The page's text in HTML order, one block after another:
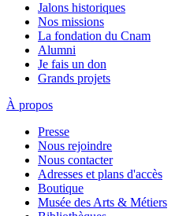
Jalons historiques
Nos missions
La fondation du Cnam
Alumni
Je fais un don
Grands projets
À propos
Presse
Nous rejoindre
Nous contacter
Adresses et plans d'accès
Boutique
Musée des Arts & Métiers